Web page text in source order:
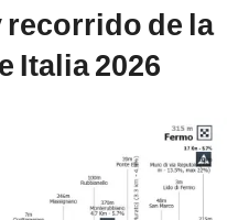
de la
Italia 2026